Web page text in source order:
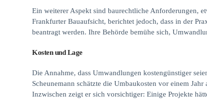
Ein weiterer Aspekt sind baurechtliche Anforderungen,
Frankfurter Bauaufsicht, berichtet jedoch, dass in der
beantragt werden. Ihre Behörde bemühe sich,
Kosten und Lage
Die Annahme, dass Umwandlungen kostengünstiger
Scheunemann schätzte die Umbaukosten vor einem
Inzwischen zeigt er sich vorsichtiger: Einige Projekte